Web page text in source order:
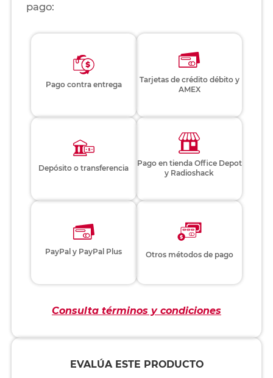
pago:
Pago contra entrega
Tarjetas de crédito débito y
AMEX
Depósito o transferencia
Pago en tienda Office Depot
y Radioshack
PayPal y PayPal Plus Otros métodos de pago
Consulta términos y condiciones
EVALÚA ESTE PRODUCTO